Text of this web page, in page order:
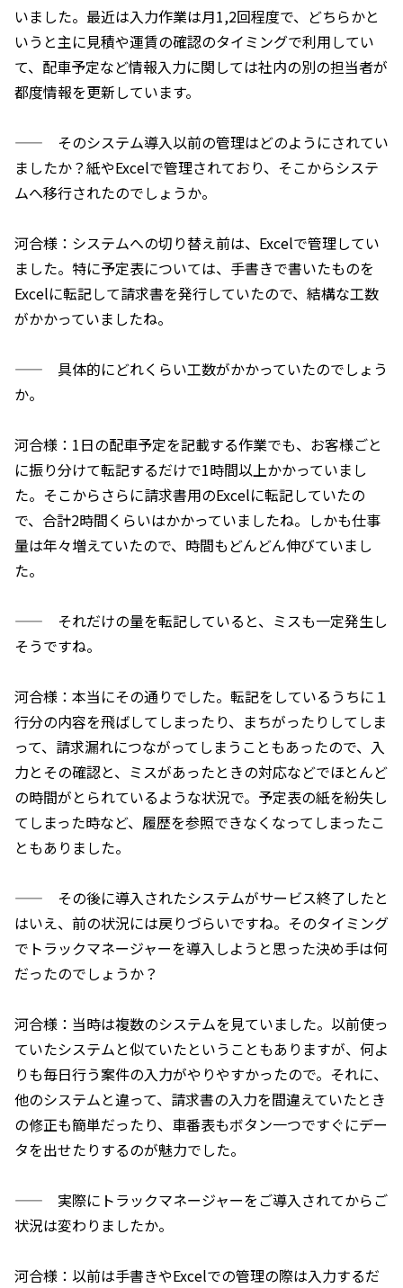
いました。最近は入力作業は月1,2回程度で、どちらかと
いうと主に見積や運賃の確認のタイミングで利用してい
て、配車予定など情報入力に関しては社内の別の担当者が
都度情報を更新しています。
—— そのシステム導入以前の管理はどのようにされてい
ましたか？紙やExcelで管理されており、そこからシステ
ムへ移行されたのでしょうか。
河合様：システムへの切り替え前は、Excelで管理してい
ました。特に予定表については、手書きで書いたものを
Excelに転記して請求書を発行していたので、結構な工数
がかかっていましたね。
—— 具体的にどれくらい工数がかかっていたのでしょう
か。
河合様：1日の配車予定を記載する作業でも、お客様ごと
に振り分けて転記するだけで1時間以上かかっていまし
た。そこからさらに請求書用のExcelに転記していたの
で、合計2時間くらいはかかっていましたね。しかも仕事
量は年々増えていたので、時間もどんどん伸びていまし
た。
—— それだけの量を転記していると、ミスも一定発生し
そうですね。
河合様：本当にその通りでした。転記をしているうちに１
行分の内容を飛ばしてしまったり、まちがったりしてしま
って、請求漏れにつながってしまうこともあったので、入
力とその確認と、ミスがあったときの対応などでほとんど
の時間がとられているような状況で。予定表の紙を紛失し
てしまった時など、履歴を参照できなくなってしまったこ
ともありました。
—— その後に導入されたシステムがサービス終了したと
はいえ、前の状況には戻りづらいですね。そのタイミング
でトラックマネージャーを導入しようと思った決め手は何
だったのでしょうか？
河合様：当時は複数のシステムを見ていました。以前使っ
ていたシステムと似ていたということもありますが、何よ
りも毎日行う案件の入力がやりやすかったので。それに、
他のシステムと違って、請求書の入力を間違えていたとき
の修正も簡単だったり、車番表もボタン一つですぐにデー
タを出せたりするのが魅力でした。
—— 実際にトラックマネージャーをご導入されてからご
状況は変わりましたか。
河合様：以前は手書きやExcelでの管理の際は入力するだ